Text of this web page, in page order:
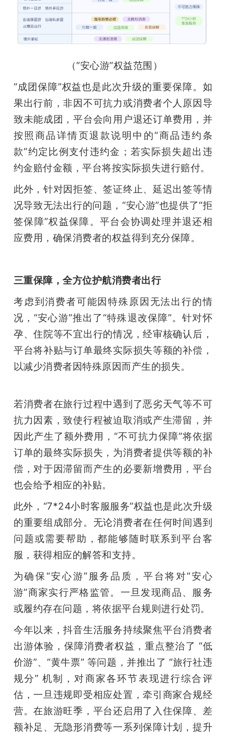
（“安心游”权益范围）
“成团保障”权益也是此次升级的重要保障。如
果出行前，非因不可抗力或消费者个人原因导
致未能成团，平台会向用户退还订单费用，并
按照商品详情页退款说明中的“商品违约条
款”约定比例支付违约金；若实际损失超出违
约金赔付金额，平台将按实际损失进行赔付。
此外，针对因拒签、签证终止、延迟出签等情
况导致无法出行的问题，“安心游”也提供了“拒
签保障”权益保障。平台会协调处理并退还相
应费用，确保消费者的权益得到充分保障。
三重保障，全方位护航消费者出行
考虑到消费者可能因特殊原因无法出行的情
况，“安心游”推出了“特殊退改保障”。针对怀
孕、住院等不宜出行的情况，经审核确认后，
平台将补贴与订单最终实际损失等额的补偿，
以减少消费者因特殊原因而产生的损失。
若消费者在旅行过程中遇到了恶劣天气等不可
抗力因素，致使行程被迫取消或产生滞留，并
因此产生了额外费用，“不可抗力保障”将依据
订单的最终实际损失，为消费者提供等额的补
偿，对于因滞留而产生的必要新增费用，平台
也会给予相应的补贴。
此外，“7*24小时客服服务”权益也是此次升级
的重要组成部分。无论消费者在任何时间遇到
问题或需要帮助，都能够随时联系到平台客
服，获得相应的解答和支持。
为确保“安心游”服务品质，平台将对“安心
游”商家实行严格监管。一旦发现商品、服务
或履约存在问题，将依据平台规则进行处罚。
今年以来，抖音生活服务持续聚焦平台消费者
出游体验，保障消费者权益，重点整治了 “低
价游”、“黄牛票” 等问题，并推出了 “旅行社违
规分” 机制，对商家各环节表现进行综合评
估，一旦违规即受相应处置，牵引商家合规经
营。在旅游旺季，平台还启用了入住保障、差
额补足、无隐形消费等一系列保障计划，提升